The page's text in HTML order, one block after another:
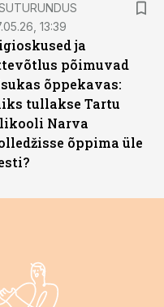
13:39
ja
põimuvad
õppekavas:
tullakse Tartu
Narva
õppima üle